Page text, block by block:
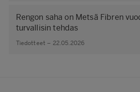
Rengon saha on Metsä Fibren
turvallisin tehdas
Tiedotteet – 22.05.2026